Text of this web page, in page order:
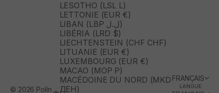
LESOTHO (LSL L)
LETTONIE (EUR €)
LIBAN (LBP ل.ل)
LIBÉRIA (LRD $)
LIECHTENSTEIN (CHF CHF)
LITUANIE (EUR €)
LUXEMBOURG (EUR €)
MACAO (MOP P)
MACÉDOINE DU NORD (MKD
ДЕН)
FRANÇAIS
LANGUE
© 2026 Polín